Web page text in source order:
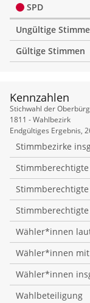
SPD
Ungültige
Gültige Stimmen
Kennzahlen
Kennzahlen
Stichwahl der
1811 - Wahlbezirk
Endgültiges Ergebnis,
Stimmbezirke
Wähler*innen
Wähler*innen
Wähler*innen
Wahlbeteiligung